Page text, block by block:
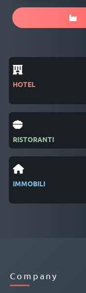
HOTEL
RISTORANTI
IMMOBILI
Company